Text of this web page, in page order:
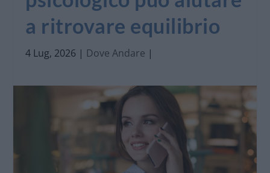
a ritrovare equilibrio
4 Lug, 2026 | Dove Andare |